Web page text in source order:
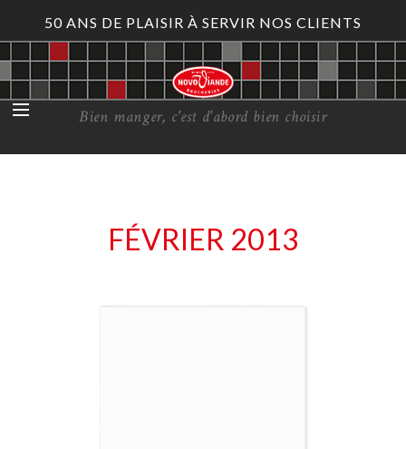
50 ANS DE PLAISIR À SERVIR NOS CLIENTS
Bien manger, c'est d'abord bien choisir
FÉVRIER 2013